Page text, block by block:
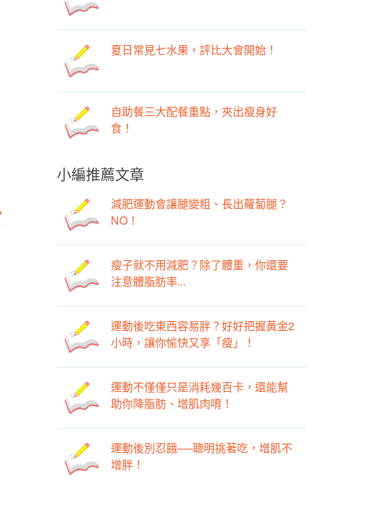
夏日常見七水果，評比大會開始！
自助餐三大配餐重點，夾出瘦身好
食！
小編推薦文章
減肥運動會讓腿變粗、長出蘿蔔腿？
NO！
瘦子就不用減肥？除了體重，你還要
注意體脂肪率...
運動後吃東西容易胖？好好把握黃金2
小時，讓你愉快又享「瘦」！
運動不僅僅只是消耗幾百卡，還能幫
助你降脂肪、增肌肉唷！
運動後別忍餓──聰明挑著吃，增肌不
增胖！